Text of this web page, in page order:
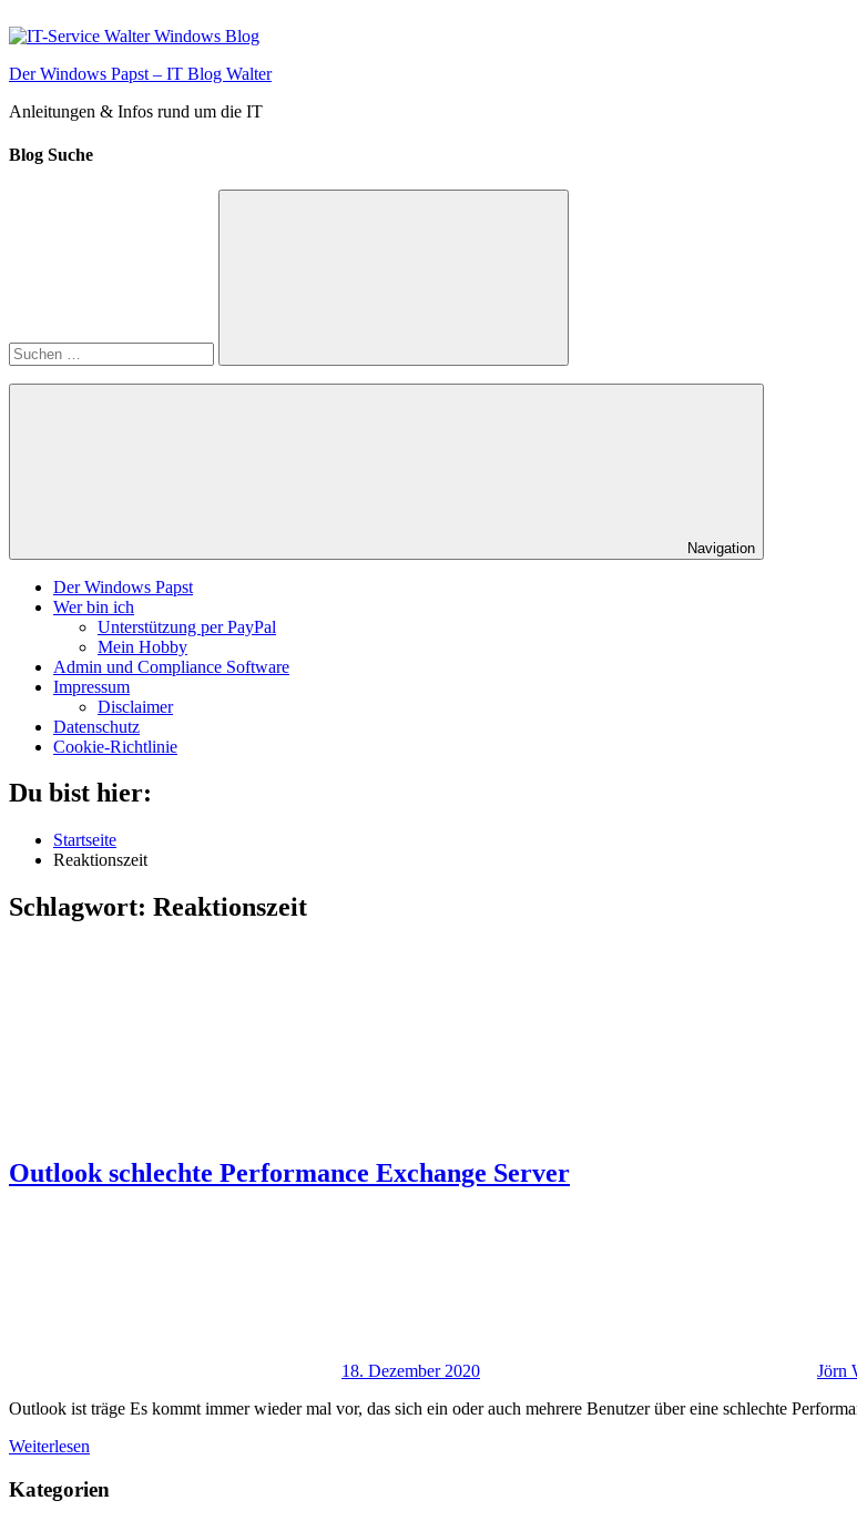
Inhalt
Der Windows Papst – IT Blog Walter
Anleitungen & Infos rund um die IT
Blog Suche
Suchen
Navigation
Der Windows Papst
Wer bin ich
Unterstützung per PayPal
Mein Hobby
Admin und Compliance Software
Impressum
Disclaimer
Datenschutz
Cookie-Richtlinie
Du bist hier:
Startseite
Reaktionszeit
Schlagwort: Reaktionszeit
Outlook schlechte Performance Exchange Server
18. Dezember 2020 Jörn
Outlook ist träge Es kommt immer wieder mal vor, das sich ein oder auch mehrere Benutzer über eine schlechte
Weiterlesen
Kategorien